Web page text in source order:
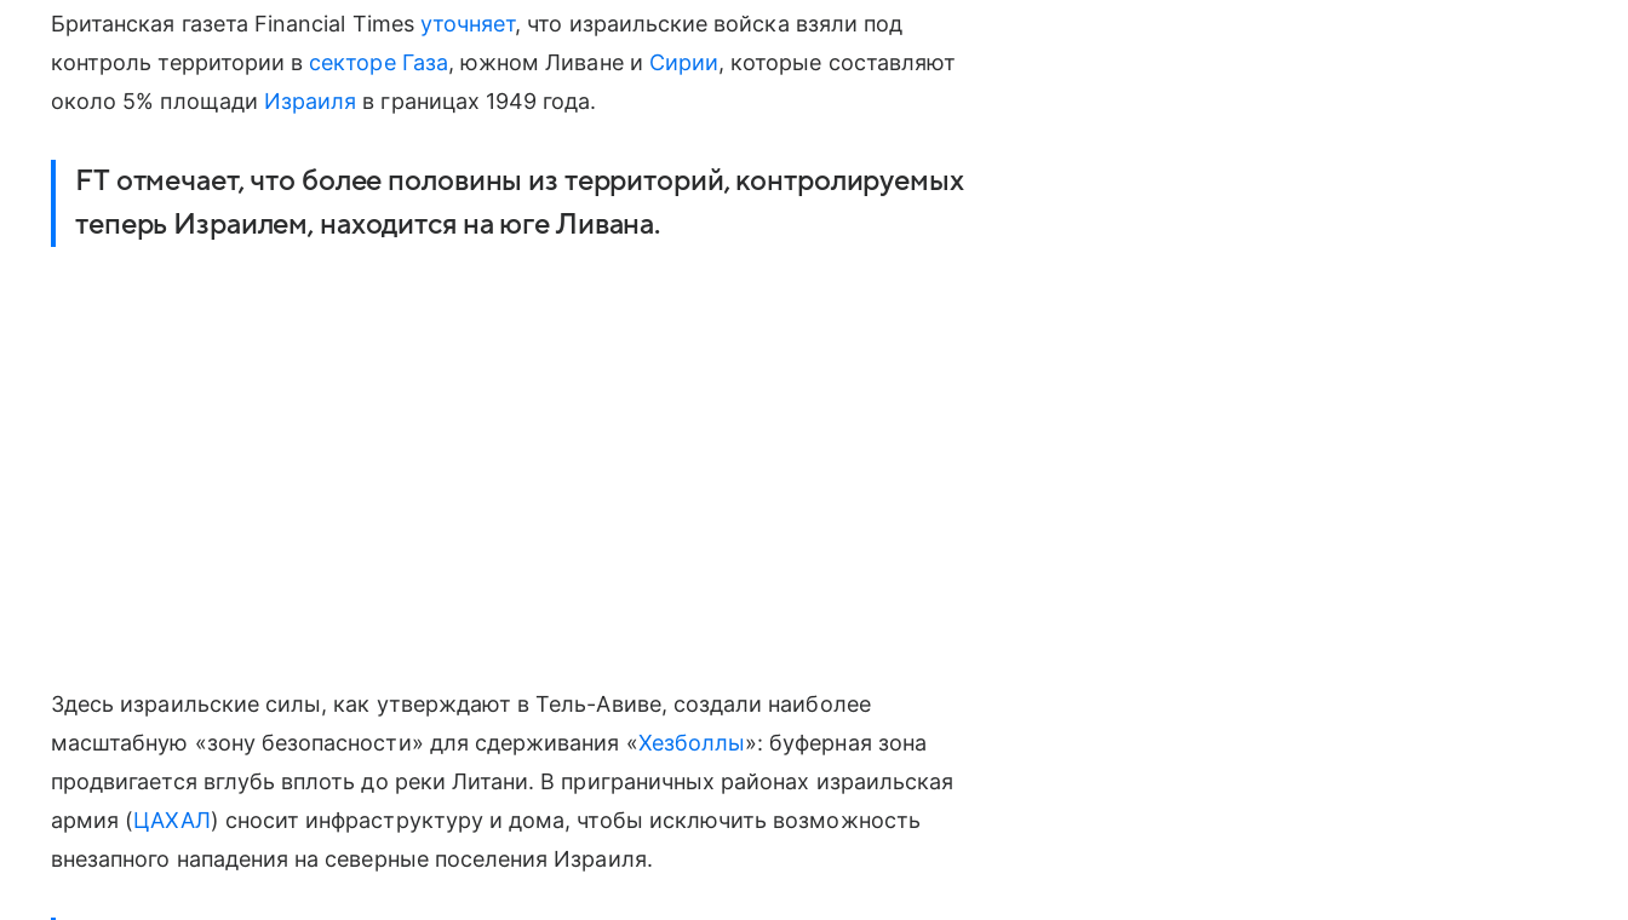
Британская газета Financial Times уточняет, что израильские войска взяли под
контроль территории в секторе Газа, южном Ливане и Сирии, которые составляют
около 5% площади Израиля в границах 1949 года.
FT отмечает, что более половины из территорий, контролируемых
теперь Израилем, находится на юге Ливана.
Здесь израильские силы, как утверждают в Тель-Авиве, создали наиболее
масштабную «зону безопасности» для сдерживания «Хезболлы»: буферная зона
продвигается вглубь вплоть до реки Литани. В приграничных районах израильская
армия (ЦАХАЛ) сносит инфраструктуру и дома, чтобы исключить возможность
внезапного нападения на северные поселения Израиля.